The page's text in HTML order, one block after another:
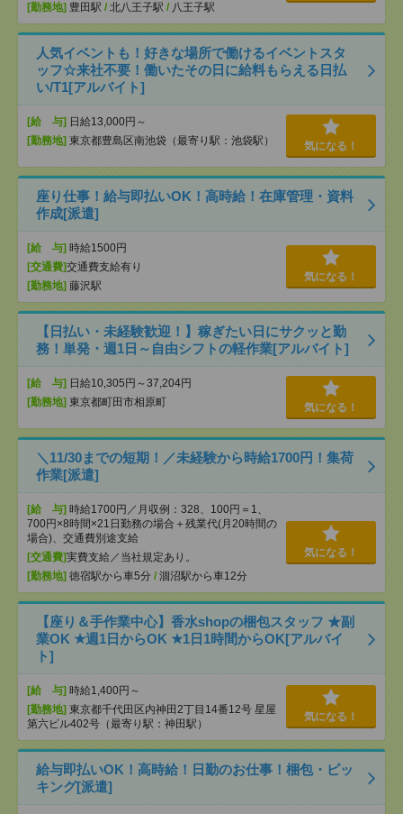
[勤務地] 豊田駅 / 北八王子駅 / 八王子駅
人気イベントも！好きな場所で働けるイベントスタ
ッフ☆来社不要！働いたその日に給料もらえる日払
い/T1[アルバイト]
[給 与] 日給13,000円～
[勤務地] 東京都豊島区南池袋（最寄り駅：池袋駅） 気になる！
座り仕事！給与即払いOK！高時給！在庫管理・資料
作成[派遣]
[給 与] 時給1500円
[交通費]交通費支給有り
[勤務地] 藤沢駅
気になる！
【日払い・未経験歓迎！】稼ぎたい日にサクッと勤
務！単発・週1日～自由シフトの軽作業[アルバイト]
[給 与] 日給10,305円～37,204円
[勤務地] 東京都町田市相原町 気になる！
＼11/30までの短期！／未経験から時給1700円！集荷
作業[派遣]
[給 与] 時給1700円／月収例：328、100円＝1、
700円×8時間×21日勤務の場合＋残業代(月20時間の
場合)、交通費別途支給
[交通費]実費支給／当社規定あり。
[勤務地] 徳宿駅から車5分 / 涸沼駅から車12分
気になる！
【座り＆手作業中心】香水shopの梱包スタッフ ★副
業OK ★週1日からOK ★1日1時間からOK[アルバイ
ト]
[給 与] 時給1,400円～
[勤務地] 東京都千代田区内神田2丁目14番12号 星屋
第六ビル402号（最寄り駅：神田駅）
気になる！
給与即払いOK！高時給！日勤のお仕事！梱包・ピッ
キング[派遣]